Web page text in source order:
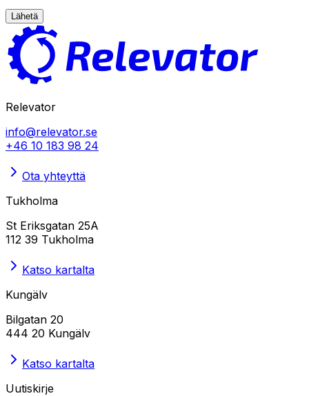
Lähetä
Relevator
info@relevator.se
+46 10 183 98 24
Ota yhteyttä
Tukholma
St Eriksgatan 25A
112 39 Tukholma
Katso kartalta
Kungälv
Bilgatan 20
444 20 Kungälv
Katso kartalta
Uutiskirje